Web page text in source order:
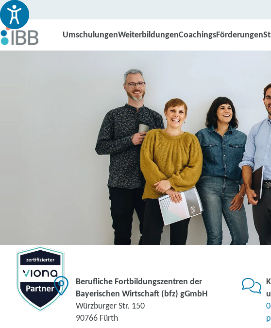
UmschulungenWeiterbildungenCoachingsFörderungen
Berufliche Fortbildungszentren der
Bayerischen Wirtschaft (bfz) gGmbH
Würzburger Str. 150
90766 Fürth